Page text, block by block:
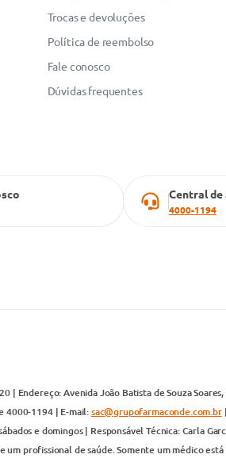
Trocas e devoluções
Política de reembolso
Fale conosco
Dúvidas frequentes
Central de
4000-1194
| Endereço: Avenida João Batista de Souza
4000-1194 | E-mail:sac@grupofarmaconde.com.br
e domingos | Responsável Técnica: Carla
profissional de saúde. Somente um médico